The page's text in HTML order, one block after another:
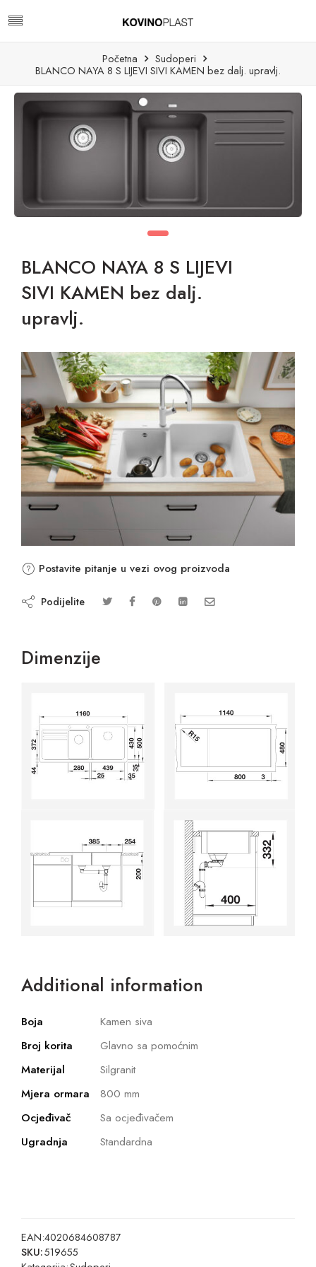
Početna
Sudoperi
BLANCO NAYA 8 S LIJEVI SIVI KAMEN bez dalj. upravlj.
BLANCO NAYA 8 S LIJEVI
SIVI KAMEN bez dalj.
upravlj.
Postavite pitanje u vezi ovog proizvoda
Podijelite
Dimenzije
Additional information
Boja
Kamen siva
Broj korita
Glavno sa pomoćnim
Materijal
Silgranit
Mjera ormara
800 mm
Ocjeđivač
Sa ocjeđivačem
Ugradnja
Standardna
EAN:4020684608787
SKU:519655